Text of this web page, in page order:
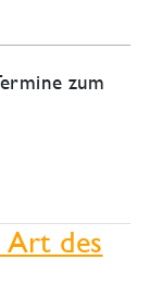
zum
Art des